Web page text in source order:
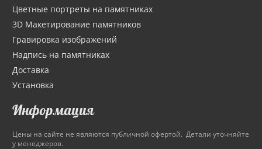
Цветные портреты на памятниках
3D Макетирование памятников
Гравировка изображений
Надпись на памятниках
Доставка
Установка
Информация
Цены на сайте не являются публичной офертой. Детали уточняйте
у менеджеров.